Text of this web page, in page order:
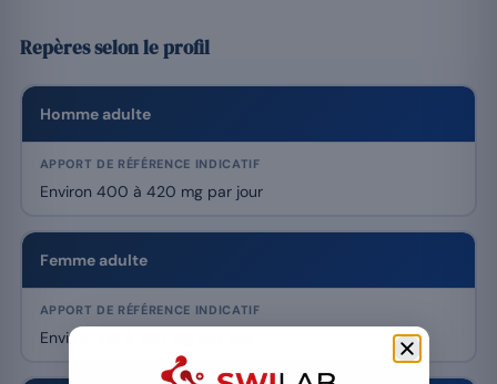
Repères selon le profil
Homme adulte
Environ 400 à 420 mg par jour
Femme adulte
Environ 310 à 320 mg par jour